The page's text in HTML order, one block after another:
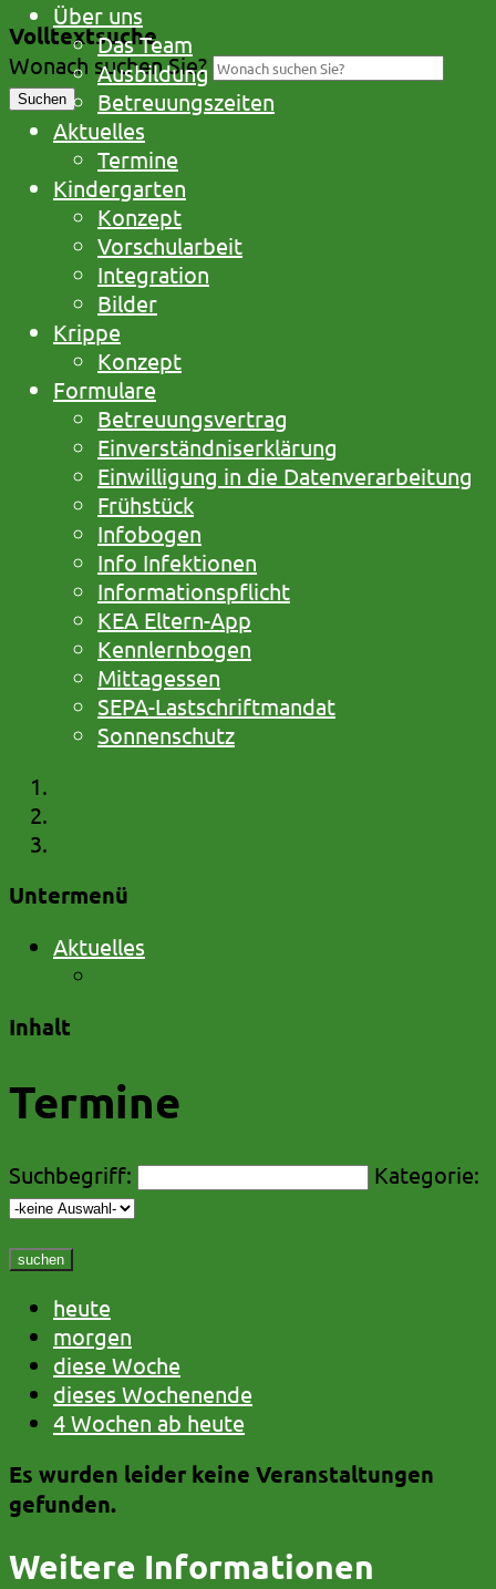
Volltextsuche
Wonach suchen Sie?
Suchen
Über uns
Das Team
Ausbildung
Betreuungszeiten
Aktuelles
Termine
Kindergarten
Konzept
Vorschularbeit
Integration
Bilder
Krippe
Konzept
Formulare
Betreuungsvertrag
Einverständniserklärung
Einwilligung in die Datenverarbeitung
Frühstück
Infobogen
Info Infektionen
Informationspflicht
KEA Eltern-App
Kennlernbogen
Mittagessen
SEPA-Lastschriftmandat
Sonnenschutz
Untermenü
Aktuelles
Inhalt
Termine
Suchbegriff: Kategorie:
suchen
heute
morgen
diese Woche
dieses Wochenende
4 Wochen ab heute
Es wurden leider keine Veranstaltungen
gefunden.
Weitere Informationen